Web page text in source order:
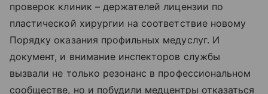
проверок клиник – держателей лицензии по
пластической хирургии на соответствие новому
Порядку оказания профильных медуслуг. И
документ, и внимание инспекторов службы
вызвали не только резонанс в профессиональном
сообществе, но и побудили медцентры отказаться